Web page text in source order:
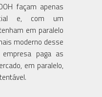
façam apenas
e, com um
em paralelo
moderno desse
paga as
em paralelo,